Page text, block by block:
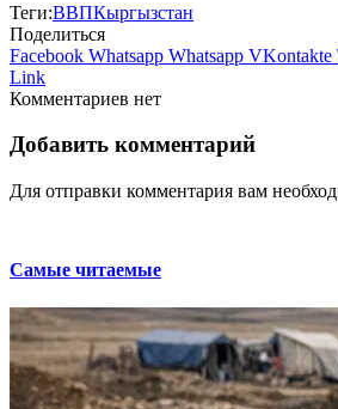
Теги:ВВПКыргызстан
Поделиться
Facebook Whatsapp Whatsapp VKontakte
Link
Комментариев нет
Добавить комментарий
Для отправки комментария вам
Самые читаемые